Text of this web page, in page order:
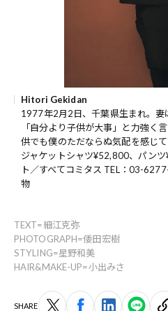
Hitori Gekidan
1977年2月2日、千葉県生まれ。妻
「自分より子供が大事」と力強く
供でも僕のただならぬ気配を感じて
ジャケットシャツ¥52,800、パン
ト／すべてコミタス TEL：03-
物
TEXT=細江克弥
PHOTOGRAPH=倭田宏樹
STYLING=星野和美
HAIR&MAKE-UP=小出みさ
SHARE